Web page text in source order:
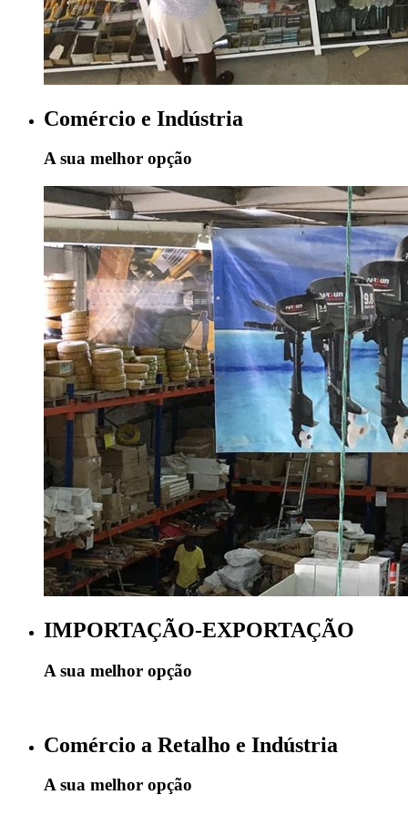
Comércio e Indústria
A sua melhor opção
IMPORTAÇÃO-EXPORTAÇÃO
A sua melhor opção
Comércio a Retalho e Indústria
A sua melhor opção